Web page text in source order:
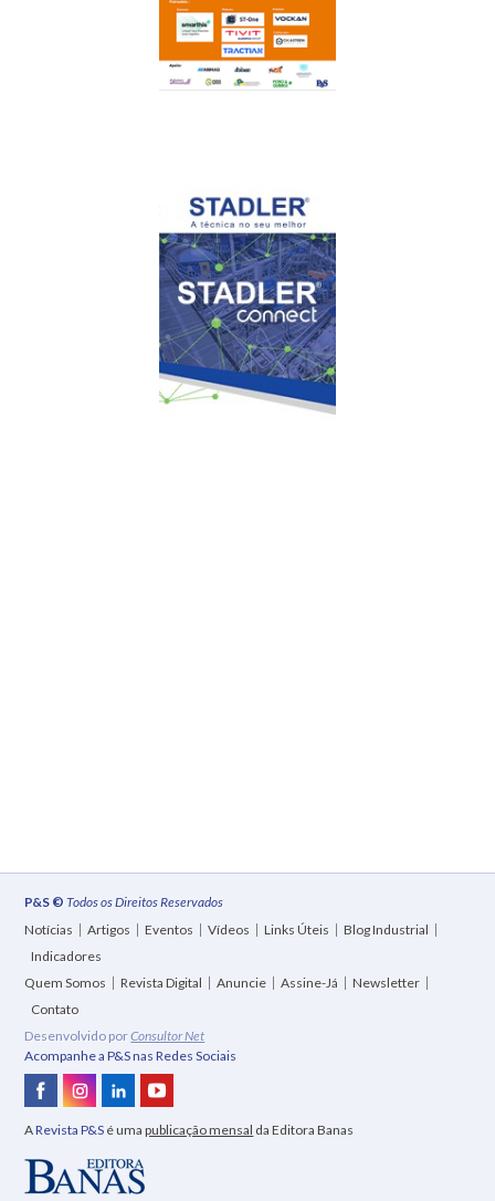
P&S © Todos os Direitos Reservados
Notícias
Artigos Eventos Vídeos Links Úteis
Blog Industrial
Indicadores
Quem Somos
Revista Digital Anuncie Assine-Já
Newsletter
Contato
Desenvolvido porConsultor Net
Acompanhe a P&S nas Redes Sociais
ARevista P&S é umapublicação mensal da Editora Banas